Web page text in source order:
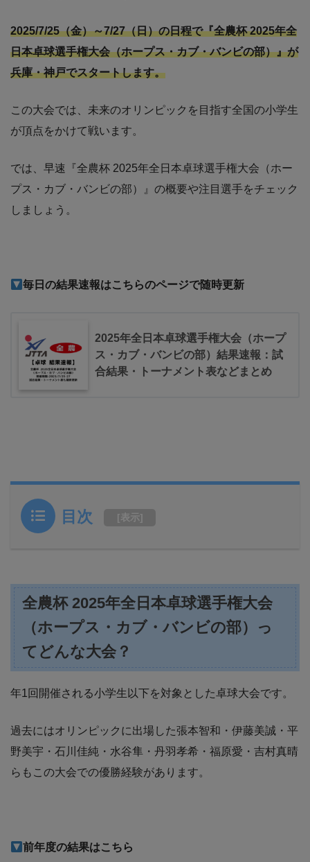
2025/7/25（金）～7/27（日）の日程で『全農杯 2025年全
日本卓球選手権大会（ホープス・カブ・バンビの部）』が
兵庫・神戸でスタートします。
この大会では、未来のオリンピックを目指す全国の小学生
が頂点をかけて戦います。
では、早速『全農杯 2025年全日本卓球選手権大会（ホー
プス・カブ・バンビの部）』の概要や注目選手をチェック
しましょう。
毎日の結果速報はこちらのページで随時更新
2025年全日本卓球選手権大会（ホープ
ス・カブ・バンビの部）結果速報：試
合結果・トーナメント表などまとめ
目次 [表示]
全農杯 2025年全日本卓球選手権大会
（ホープス・カブ・バンビの部）っ
てどんな大会？
年1回開催される小学生以下を対象とした卓球大会です。
過去にはオリンピックに出場した張本智和・伊藤美誠・平
野美宇・石川佳純・水谷隼・丹羽孝希・福原愛・吉村真晴
らもこの大会での優勝経験があります。
前年度の結果はこちら